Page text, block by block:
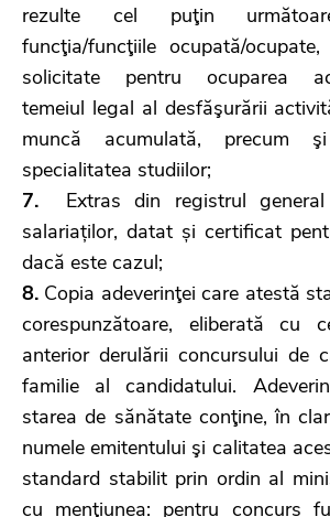
rezulte cel puţin
funcţia/funcţiile ocupată/
solicitate pentru ocuparea
temeiul legal al desfăşurării
muncă acumulată, precum
specialitatea studiilor;
7. Extras din registrul
salariaților, datat și certificat
dacă este cazul;
8. Copia adeverinţei care atestă
corespunzătoare, eliberată
anterior derulării concursului de
familie al candidatului.
starea de sănătate conţine, în
numele emitentului şi calitatea
standard stabilit prin ordin al
cu menţiunea: pentru concurs